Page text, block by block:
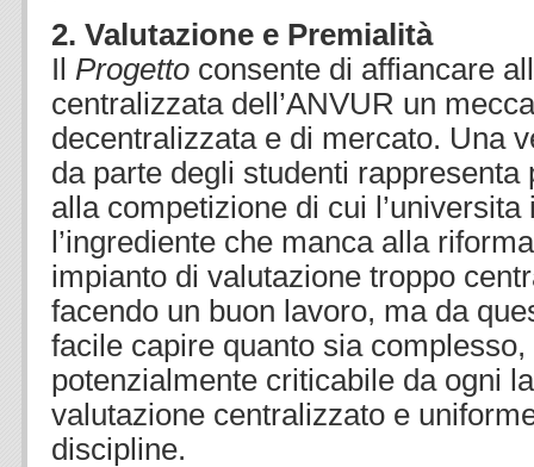
2. Valutazione e Premialità
Il Progetto consente di affiancare
centralizzata dell’ANVUR un
decentralizzata e di mercato. Una
da parte degli studenti
alla competizione di cui
l’ingrediente che manca alla
impianto di valutazione troppo
facendo un buon lavoro, ma da
facile capire quanto sia
potenzialmente criticabile da ogni
valutazione centralizzato e
discipline.